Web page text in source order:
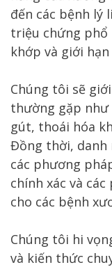
đến các bệnh lý
triệu chứng phổ
khớp và giới
Chúng tôi sẽ
thường gặp như
gút, thoái hóa
Đồng thời, danh
các phương
chính xác và
cho các bệnh
Chúng tôi hi
và kiến thức